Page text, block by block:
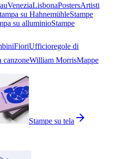
VeneziaLisbonaPostersArtisti
su HahnemühleStampe
su alluminioStampe
FioriUfficioregole di
canzoneWilliam MorrisMappe
Stampe su tela